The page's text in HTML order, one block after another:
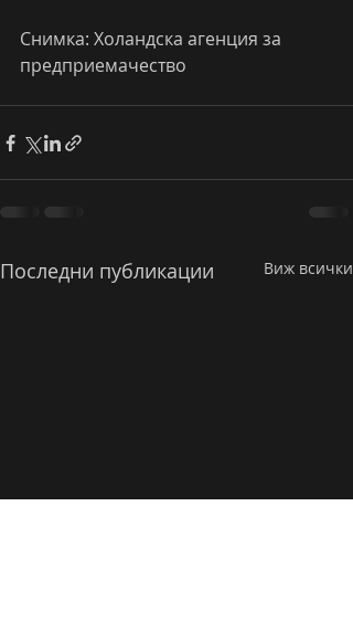
Снимка: Холандска агенция за
предприемачество
Последни публикации Виж всички